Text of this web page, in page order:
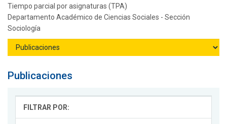
Tiempo parcial por asignaturas (TPA)
Departamento Académico de Ciencias Sociales - Sección
Sociología
Publicaciones
FILTRAR POR: